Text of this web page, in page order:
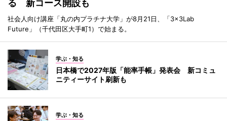
る 新コース開設も
社会人向け講座「丸の内プラチナ大学」が8月21日、「3×3Lab
Future」（千代田区大手町1）で始まる。
学ぶ・知る
日本橋で2027年版「能率手帳」発表会 新コミュ
ニティーサイト刷新も
学ぶ・知る